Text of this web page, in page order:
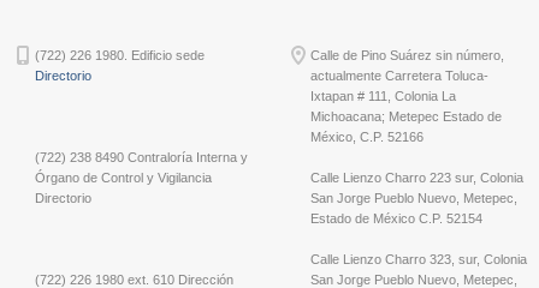
(722) 226 1980. Edificio sede
Directorio
(722) 238 8490 Contraloría Interna y
Órgano de Control y Vigilancia
Directorio
(722) 226 1980 ext. 610 Dirección
Calle de Pino Suárez sin número,
actualmente Carretera Toluca-
Ixtapan # 111, Colonia La
Michoacana; Metepec Estado de
México, C.P. 52166
Calle Lienzo Charro 223 sur, Colonia
San Jorge Pueblo Nuevo, Metepec,
Estado de México C.P. 52154
Calle Lienzo Charro 323, sur, Colonia
San Jorge Pueblo Nuevo, Metepec,